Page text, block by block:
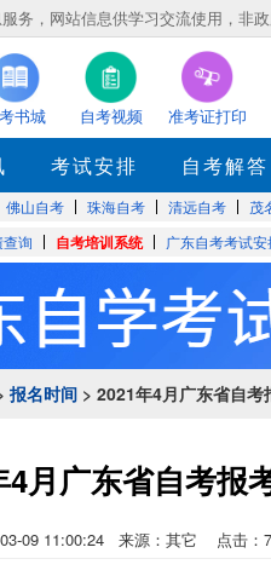
务，网站信息供学习交流使用，非
书城 自考视频 准考证打印
考试安排 自考解答
佛山自考 珠海自考 清远自考 茂
查询 自考培训系统 广东自考考试安
报名时间 > 2021年4月广东省自考
4月广东省自考报
09 11:00:24 来源：其它 点击：